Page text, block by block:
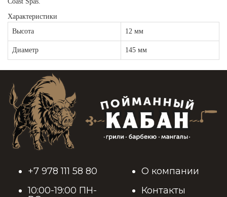
Характеристики
Высота
12 мм
Диаметр 145 мм
+7 978 111 58 80
10:00-19:00 ПН-
О компании
Контакты